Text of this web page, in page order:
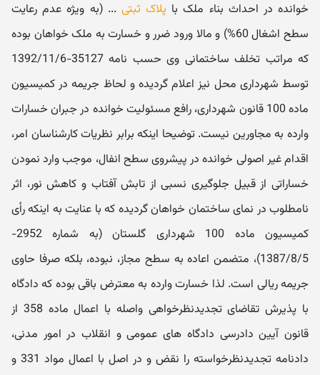
خوانده در احداث بناء ملک با پلاک ثبتی ... (به ویژه عدم رعایت
سطح اشغال 60%) و مالا ورود ضرر و خسارت به ملک خواهان بوده
که مراتب تخلف ساختمانی وی حسب نامه 35127-1392/11/6
توسط شهرداری محل نیز اعلام گردیده و لحاظ جریمه در کمیسیون
ماده 100 قانون شهرداری، رافع مسئولیت خوانده در جبران خسارات
وارده به مجاورین نیست. توضیحا اینکه برابر نظریات کارشناسان امر،
اقدام غیر اصولی خوانده در پیشروی سطح انفال، موجب وارد نمودن
خساراتی از قبیل جلوگیری نسبی از تابش آفتاب و کاهش نور، اثر
نامطلوب در نمای ساختمان خواهان گردیده که با عنایت به اینکه رأی
کمیسیون ماده 100 شهرداری گلستان (به شماره 2952-
1387/8/5)، متضمن اعاده به سطح مجاز، نبوده، بلکه صرفا حاوی
جریمه ریالی است. لذا خسارت وارده به معترض باقی بوده که دادگاه
با پذیرش تقاضای تجدیدنظرخواهی واصله با اعمال ماده 358 از
قانون آیین دادرسی دادگاه های عمومی و انقلاب در امور مدنی،
دادنامه تجدیدنظرخواسته را نقض و در اصل با اعمال مواد 331 و